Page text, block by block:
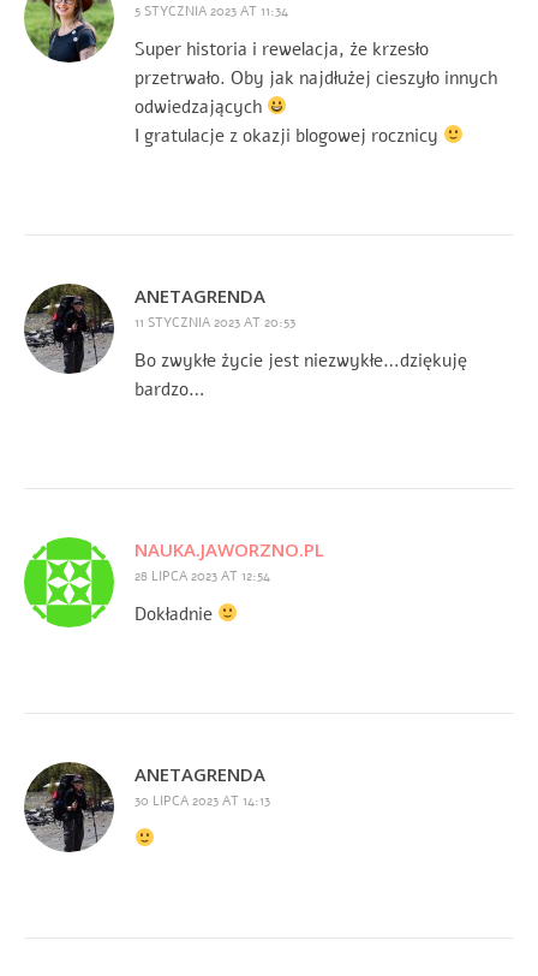
5 STYCZNIA 2023 AT 11:34
Super historia i rewelacja, że krzesło
przetrwało. Oby jak najdłużej cieszyło innych
odwiedzających
I gratulacje z okazji blogowej rocznicy
ANETAGRENDA
11 STYCZNIA 2023 AT 20:53
Bo zwykłe życie jest niezwykłe…dziękuję
bardzo…
NAUKA.JAWORZNO.PL
28 LIPCA 2023 AT 12:54
Dokładnie
ANETAGRENDA
30 LIPCA 2023 AT 14:13